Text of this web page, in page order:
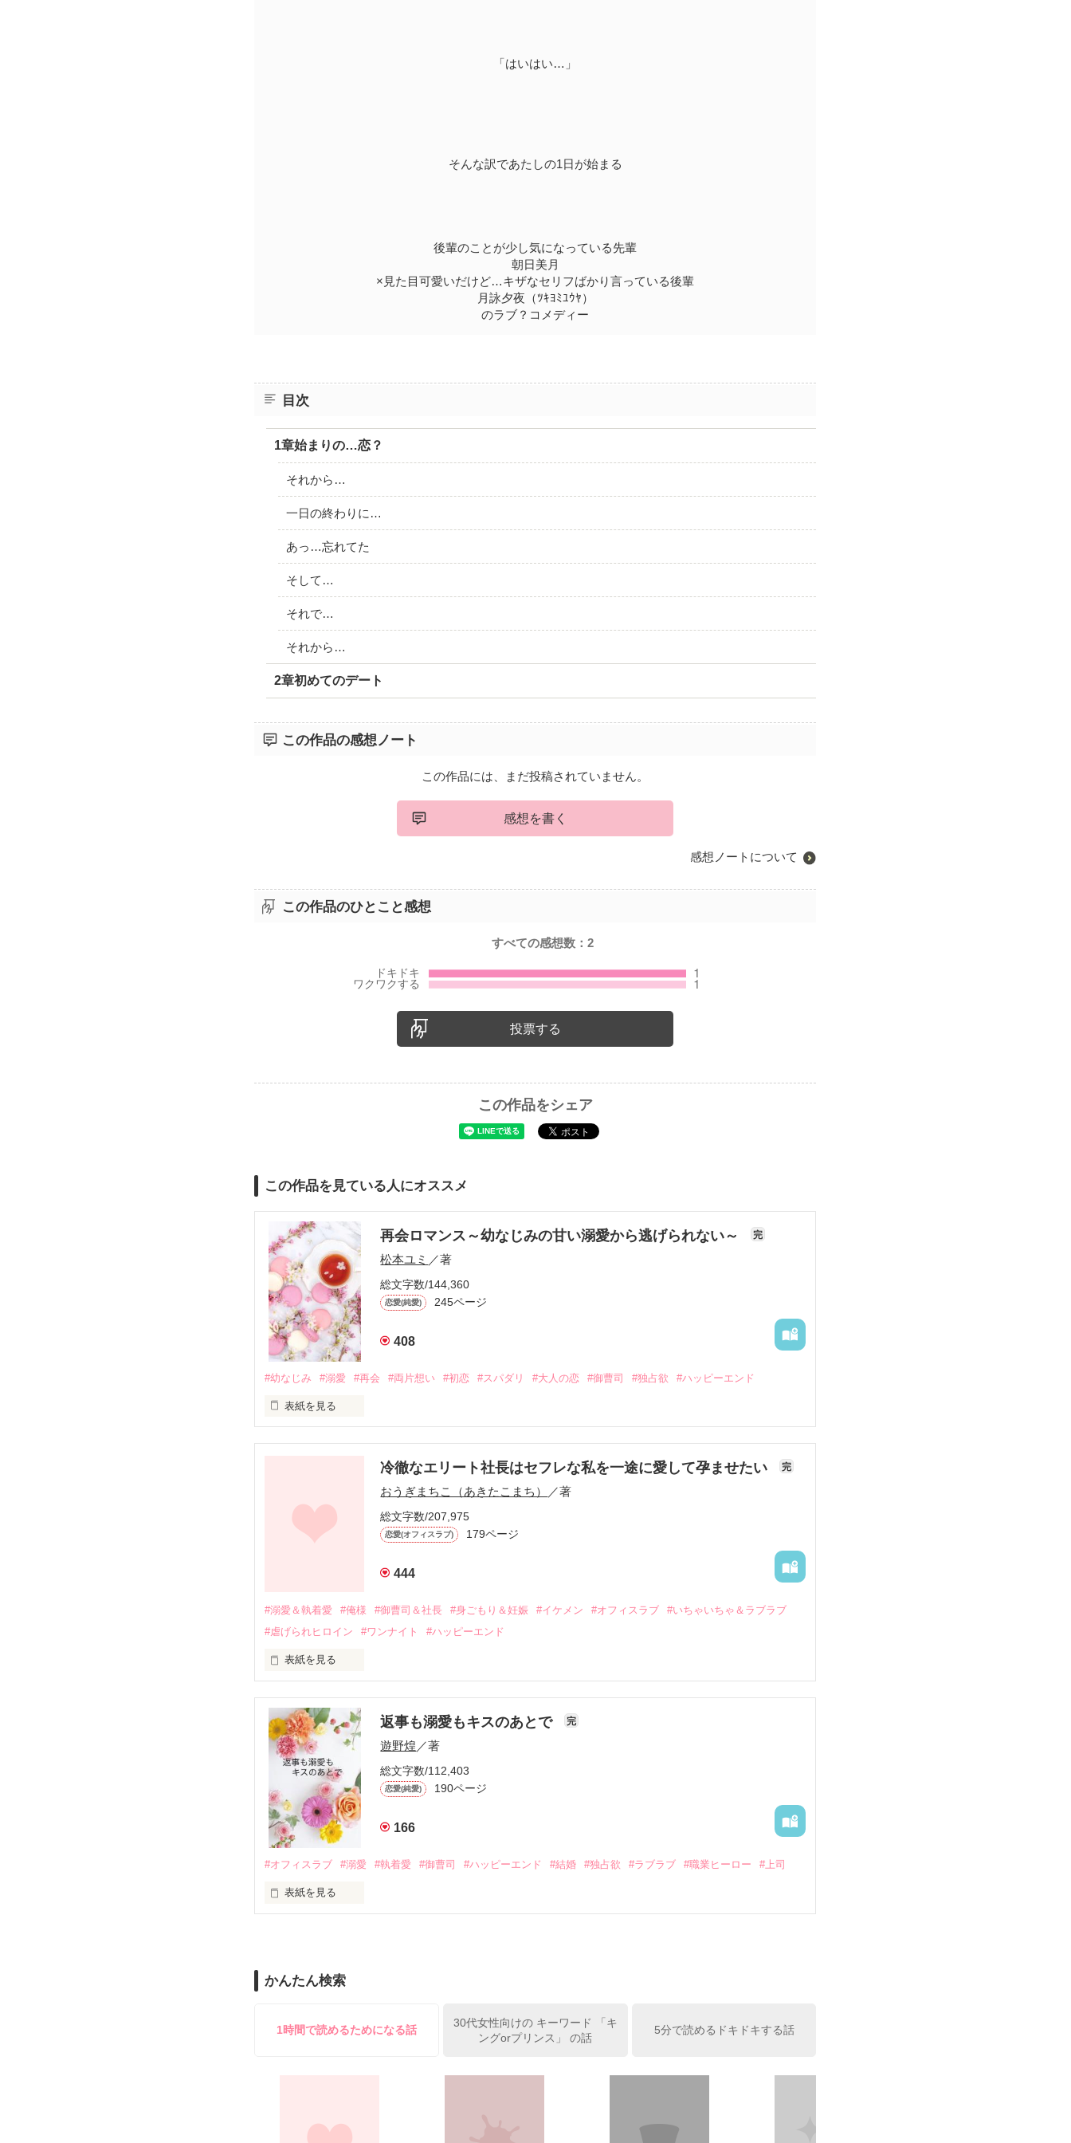
「はいはい…」
そんな訳であたしの1日が始まる
後輩のことが少し気になっている先輩
朝日美月
×見た目可愛いだけど…キザなセリフばかり言っている後輩
月詠夕夜（ﾂｷﾖﾐﾕｳﾔ）
のラブ？コメディー
目次
1章始まりの…恋？
それから…
一日の終わりに…
あっ…忘れてた
そして…
それで…
それから…
2章初めてのデート
この作品の感想ノート
この作品には、まだ投稿されていません。
感想を書く
感想ノートについて
この作品のひとこと感想
すべての感想数：2
投票する
この作品をシェア
この作品を見ている人にオススメ
再会ロマンス～幼なじみの甘い溺愛から逃げられない～ 完
松本ユミ ／著
総文字数/144,360
恋愛(純愛) 245ページ
408
#幼なじみ #溺愛 #再会 #両片想い #初恋 #スパダリ #大人の恋 #御曹司 #独占欲 #ハッピーエンド
表紙を見る
しかし、ある出来事をきっかけに二人の関係は壊れてしまう。
関係修復もできないまま、美桜は両親の離婚によって
引っ越すことになり、哲平とも離れ離れになった。
運命のような再会を果たす。
そして、ひょんなことから
酔った勢いで一夜を共にしてしまった。
さらに、美桜が初めてだと知った哲平は
『責任をとる、結婚しよう』と真っ直ぐに告げてきた。
甘やかしてくる。
そんなある日、哲平は美桜がストーカー被害に
遭っていることを知る。
美桜を守るため、哲平は同居を提案してきて――。
夏木美桜(なつきみお)
✕
鳴海哲平 (なるみてっぺい)
止まっていたはずの二人の時間が、再び動き出す。
冷徹なエリート社長はセフレな私を一途に愛して孕ませたい 完
おうぎまちこ（あきたこまち） ／著
総文字数/207,975
恋愛(オフィスラブ) 179ページ
444
#溺愛＆執着愛 #俺様 #御曹司＆社長 #身ごもり＆妊娠 #イケメン #オフィスラブ
#いちゃいちゃ＆ラブラブ
#虐げられヒロイン
#ワンナイト #ハッピーエンド
表紙を見る
ろ、日本人美青年と出会い、酒の勢いもあり一夜限りの関係となる。
帰国後、美桜は新しい職場でワンナイトした美青年と再会。なんと彼の正体は、とある財閥御曹司に
も関わらず、一族を離れて起業した新進気鋭の実業家、社内でも冷徹だと評判な社長――御影恭司その
人だったのだ――！
なぜか恭司から飼い猫の世話係を命じられた美桜は、猫の世話を口実にしばしば呼び出された上、二
返事も溺愛もキスのあとで 完
遊野煌 ／著
総文字数/112,403
恋愛(純愛) 190ページ
166
#オフィスラブ #溺愛 #執着愛 #御曹司 #ハッピーエンド #結婚 #独占欲 #ラブラブ #職業ヒーロー #上司
表紙を見る
雪瀬鷹哉（29）が『──俺と結婚してくれないか』といきなりプロポーズをしてきた上、同居まで提案
鷹哉『宜しくな、俺の雛子』🦅
シゴデキで冷徹な上司が見せる素顔は、なぜか想像以上に甘くて……🐥💓🦅
※執筆期間2026.6.3〜7.20完結です。
かんたん検索
1時間で読めるためになる話
30代女性向けの キーワード 「キ
ングorプリンス」 の話
5分で読めるドキドキする話